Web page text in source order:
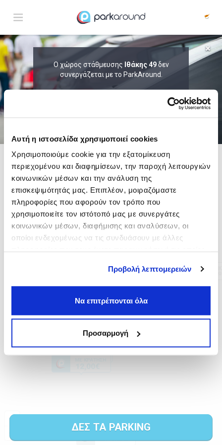
Αυτή η ιστοσελίδα χρησιμοποιεί cookies
Χρησιμοποιούμε cookie για την εξατομίκευση
περιεχομένου και διαφημίσεων, την παροχή λειτουργιών
κοινωνικών μέσων και την ανάλυση της
επισκεψιμότητάς μας. Επιπλέον, μοιραζόμαστε
πληροφορίες που αφορούν τον τρόπο που
χρησιμοποιείτε τον ιστότοπό μας με συνεργάτες
κοινωνικών μέσων, διαφήμισης και αναλύσεων, οι
οποίοι ενδεχομένως να τις συνδυάσουν με άλλες
Προβολή λεπτομερειών
Να επιτρέπονται όλα
Προσαρμογή
Ο χώρος στάθμευσης Ιθάκης 49δεν
συνεργάζεται με το ParkAround.
Δες τώρα τα parking στο χάρτη και σύγκρινετιμή
καιαπόσταση
ΔΕΣ ΤΑ PARKING
ΑΠΟΤΕΛΕΣΜΑΤΑ ΓΙΑ:
ΑΦΙΞΗ Δευ 10 Αυγ 05:00 ΔΙΑΡΚΕΙΑ